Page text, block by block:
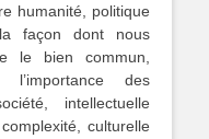
humanité, politique
façon dont nous
le bien commun,
l’importance des
intellectuelle
culturelle